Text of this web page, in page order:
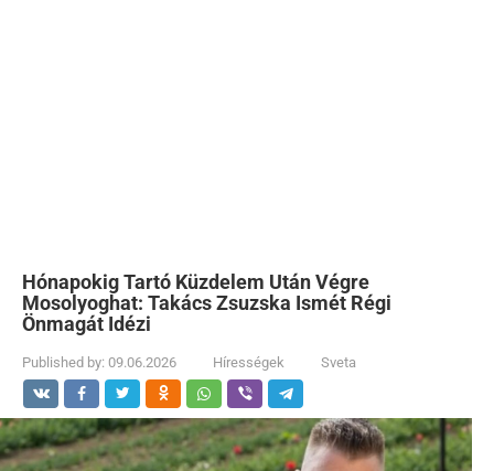
Hónapokig Tartó Küzdelem Után Végre
Mosolyoghat: Takács Zsuzska Ismét Régi
Önmagát Idézi
Published by: 09.06.2026 Hírességek Sveta